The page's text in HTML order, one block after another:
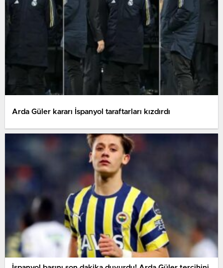
Arda Güler kararı İspanyol taraftarları kızdırdı